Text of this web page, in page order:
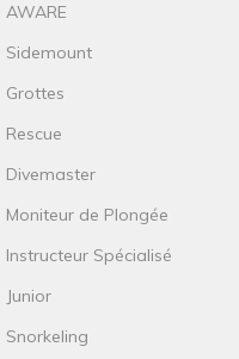
AWARE
Sidemount
Grottes
Rescue
Divemaster
Moniteur de Plongée
Instructeur Spécialisé
Junior
Snorkeling